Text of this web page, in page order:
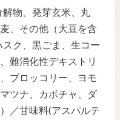
解物、発芽玄米、丸
、その他（大豆を含
ク、黒ごま、生コー
難消化性デキストリ
ブロッコリー、ヨモ
ツナ、カボチャ、ダ
／甘味料(アスパルテ